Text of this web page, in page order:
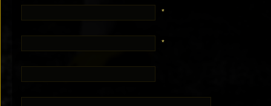
*
*